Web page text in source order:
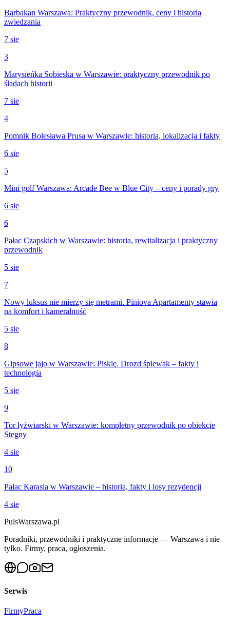
Barbakan Warszawa: Praktyczny przewodnik, ceny i historia
zwiedzania
7 sie
3
Marysieńka Sobieska w Warszawie: praktyczny przewodnik po
śladach historii
7 sie
4
Pomnik Bolesława Prusa w Warszawie: historia, lokalizacja i fakty
6 sie
5
Mini golf Warszawa: Arcade Bee w Blue City – ceny i porady gry
6 sie
6
Pałac Czapskich w Warszawie: historia, rewitalizacja i praktyczny
przewodnik
5 sie
7
Nowy luksus nie mierzy się metrami. Piniova Apartamenty stawia
na komfort i kameralność
5 sie
8
Gipsowe jajo w Warszawie: Pisklę. Drozd śpiewak – fakty i
technologia
5 sie
9
Tor łyżwiarski w Warszawie: kompletny przewodnik po obiekcie
Stegny
4 sie
10
Pałac Karasia w Warszawie – historia, fakty i losy rezydencji
4 sie
PulsWarszawa.pl
Poradniki, przewodniki i praktyczne informacje — Warszawa i nie
tylko. Firmy, praca, ogłoszenia.
Serwis
FirmyPraca